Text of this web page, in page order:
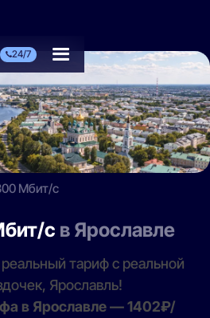
24/7
Мбит/с
с в Ярославле
тариф с реальной
Ярославль!
в Ярославле — 1402₽/